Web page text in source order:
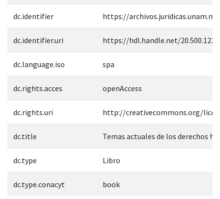
dc.identifier https://
dc.identifier.uri https://hdl.handle.net/
dc.language.iso spa
dc.rights.acces openAccess
dc.rights.uri http://creativecommons.org/
dc.title Temas actuales de los derechos
dc.type Libro
dc.type.conacyt book